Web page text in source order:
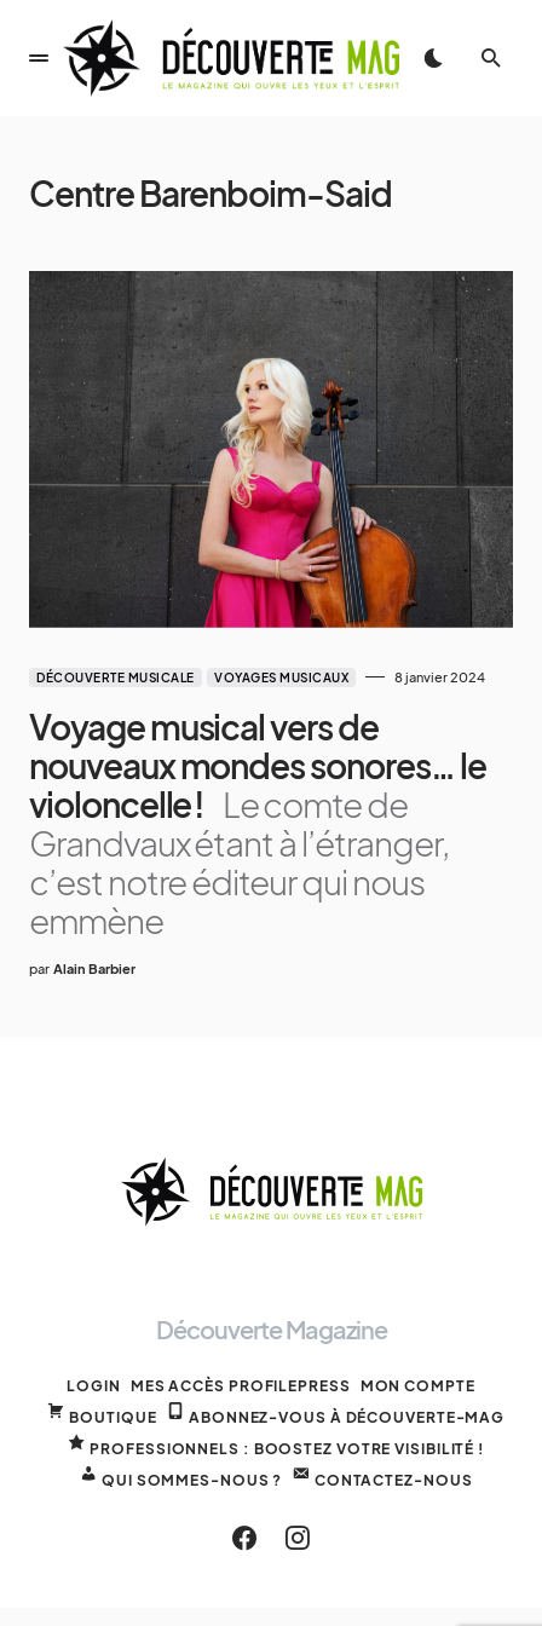
Centre Barenboim-Said
DÉCOUVERTE MUSICALE VOYAGES MUSICAUX 8 janvier 2024
Voyage musical vers de
nouveaux mondes sonores… le
violoncelle ! Le comte de
Grandvaux étant à l’étranger,
c’est notre éditeur qui nous
emmène
par Alain Barbier
Découverte Magazine
LOGIN MES ACCÈS PROFILEPRESS MON COMPTE
BOUTIQUE
ABONNEZ-VOUS À DÉCOUVERTE-MAG
PROFESSIONNELS : BOOSTEZ VOTRE VISIBILITÉ !
QUI SOMMES-NOUS ?
CONTACTEZ-NOUS